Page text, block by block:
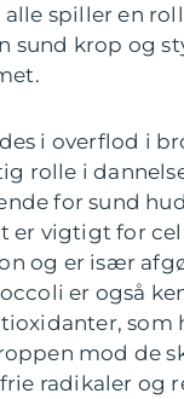
spiller en
sund krop og
i overflod i
rolle i
for sund
er vigtigt for
og er især
er også
mod de
radikaler og